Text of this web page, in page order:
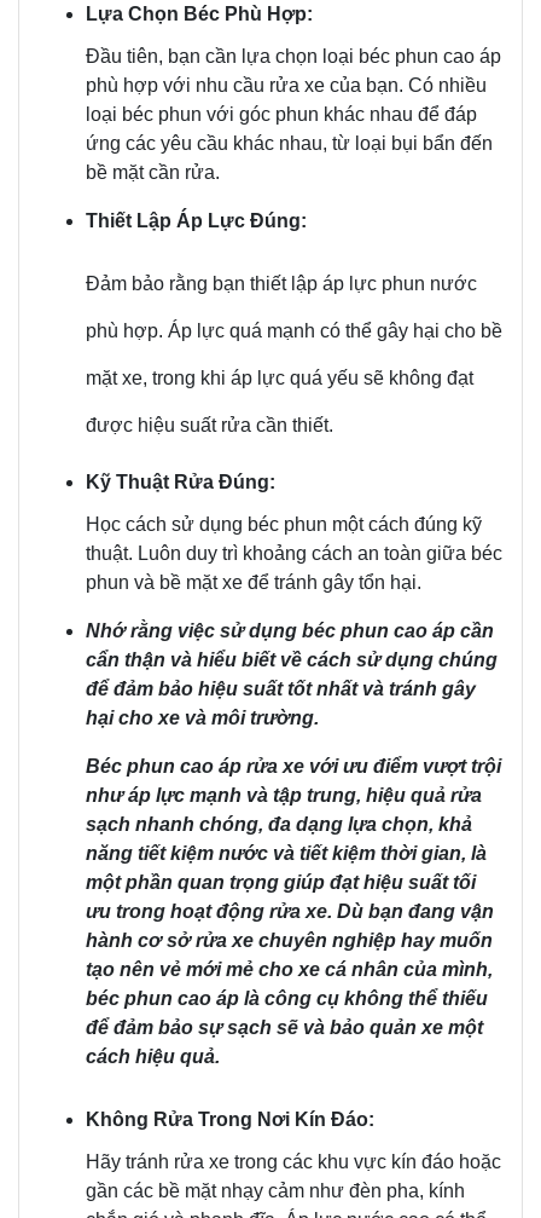
Lựa Chọn Béc Phù Hợp:
Đầu tiên, bạn cần lựa chọn loại béc phun cao áp
phù hợp với nhu cầu rửa xe của bạn. Có nhiều
loại béc phun với góc phun khác nhau để đáp
ứng các yêu cầu khác nhau, từ loại bụi bẩn đến
bề mặt cần rửa.
Thiết Lập Áp Lực Đúng:
Đảm bảo rằng bạn thiết lập áp lực phun nước
phù hợp. Áp lực quá mạnh có thể gây hại cho bề
mặt xe, trong khi áp lực quá yếu sẽ không đạt
được hiệu suất rửa cần thiết.
Kỹ Thuật Rửa Đúng:
Học cách sử dụng béc phun một cách đúng kỹ
thuật. Luôn duy trì khoảng cách an toàn giữa béc
phun và bề mặt xe để tránh gây tổn hại.
Nhớ rằng việc sử dụng béc phun cao áp cần
cẩn thận và hiểu biết về cách sử dụng chúng
để đảm bảo hiệu suất tốt nhất và tránh gây
hại cho xe và môi trường.
Béc phun cao áp rửa xe với ưu điểm vượt trội
như áp lực mạnh và tập trung, hiệu quả rửa
sạch nhanh chóng, đa dạng lựa chọn, khả
năng tiết kiệm nước và tiết kiệm thời gian, là
một phần quan trọng giúp đạt hiệu suất tối
ưu trong hoạt động rửa xe. Dù bạn đang vận
hành cơ sở rửa xe chuyên nghiệp hay muốn
tạo nên vẻ mới mẻ cho xe cá nhân của mình,
béc phun cao áp là công cụ không thể thiếu
để đảm bảo sự sạch sẽ và bảo quản xe một
cách hiệu quả.
Không Rửa Trong Nơi Kín Đáo:
Hãy tránh rửa xe trong các khu vực kín đáo hoặc
gần các bề mặt nhạy cảm như đèn pha, kính